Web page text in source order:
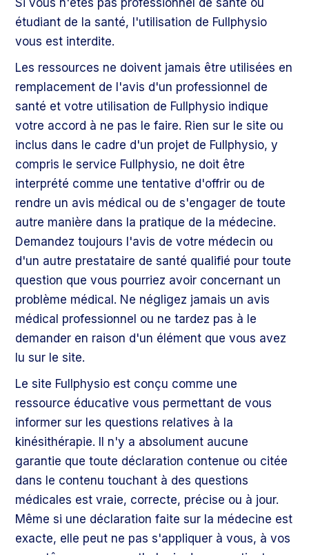
Si vous n'êtes pas professionnel de santé ou
étudiant de la santé, l'utilisation de Fullphysio
vous est interdite.
Les ressources ne doivent jamais être utilisées en
remplacement de l'avis d'un professionnel de
santé et votre utilisation de Fullphysio indique
votre accord à ne pas le faire. Rien sur le site ou
inclus dans le cadre d'un projet de Fullphysio, y
compris le service Fullphysio, ne doit être
interprété comme une tentative d'offrir ou de
rendre un avis médical ou de s'engager de toute
autre manière dans la pratique de la médecine.
Demandez toujours l'avis de votre médecin ou
d'un autre prestataire de santé qualifié pour toute
question que vous pourriez avoir concernant un
problème médical. Ne négligez jamais un avis
médical professionnel ou ne tardez pas à le
demander en raison d'un élément que vous avez
lu sur le site.
Le site Fullphysio est conçu comme une
ressource éducative vous permettant de vous
informer sur les questions relatives à la
kinésithérapie. Il n'y a absolument aucune
garantie que toute déclaration contenue ou citée
dans le contenu touchant à des questions
médicales est vraie, correcte, précise ou à jour.
Même si une déclaration faite sur la médecine est
exacte, elle peut ne pas s'appliquer à vous, à vos